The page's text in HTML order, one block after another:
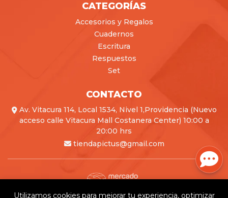
CATEGORÍAS
Accesorios y Regalos
Cuadernos
Escritura
Respuestos
Set
CONTACTO
Av. Vitacura 114, Local 1534, Nivel 1,Providencia (Nuevo
acceso calle Vitacura Mall Costanera Center) 10:00 a
20:00 hrs
tiendapictus@gmail.com
Utilizamos cookies para mejorar tu experiencia, optimizar